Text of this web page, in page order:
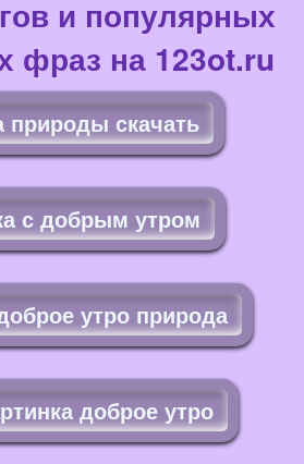
и популярных
фраз на 123ot.ru
природы скачать
с добрым утром
утро природа
доброе утро